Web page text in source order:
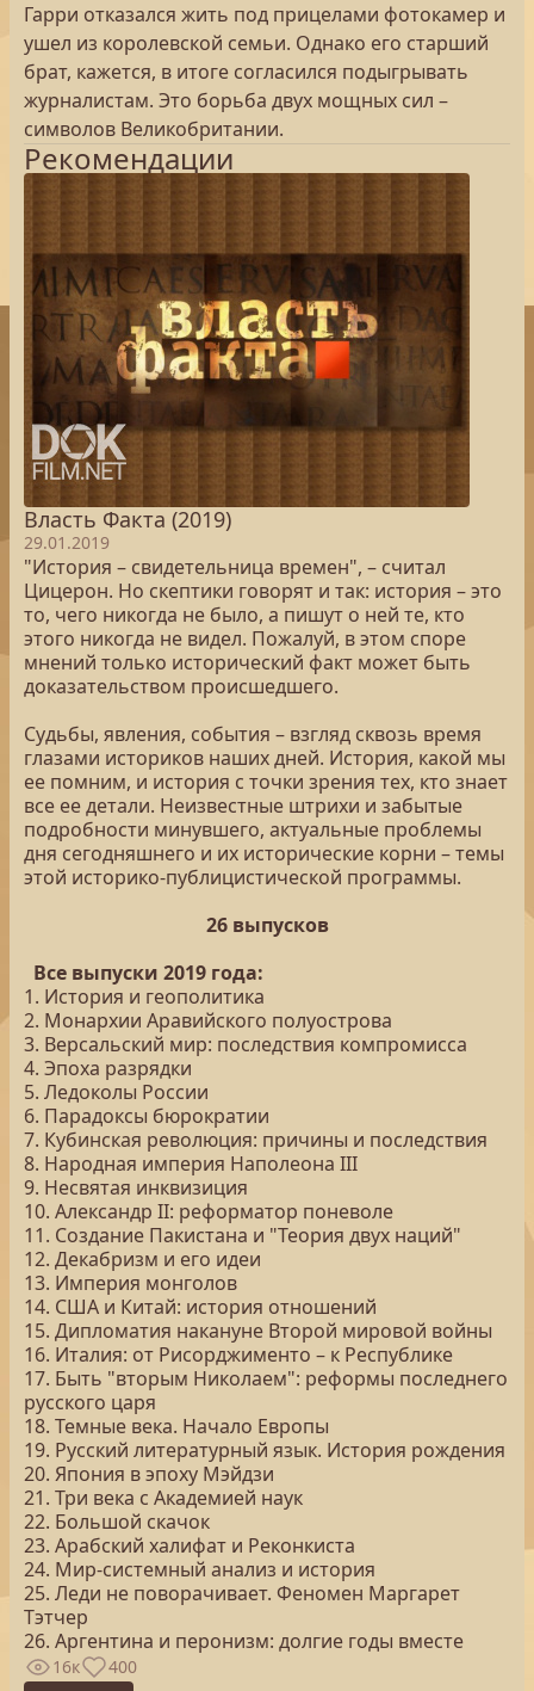
Гарри отказался жить под прицелами фотокамер и
ушел из королевской семьи. Однако его старший
брат, кажется, в итоге согласился подыгрывать
журналистам. Это борьба двух мощных сил –
символов Великобритании.
Рекомендации
Власть Факта (2019)
29.01.2019
"История – свидетельница времен", – считал
Цицерон. Но скептики говорят и так: история – это
то, чего никогда не было, а пишут о ней те, кто
этого никогда не видел. Пожалуй, в этом споре
мнений только исторический факт может быть
доказательством происшедшего.
Судьбы, явления, события – взгляд сквозь время
глазами историков наших дней. История, какой мы
ее помним, и история с точки зрения тех, кто знает
все ее детали. Неизвестные штрихи и забытые
подробности минувшего, актуальные проблемы
дня сегодняшнего и их исторические корни – темы
этой историко-публицистической программы.
26 выпусков
Все выпуски 2019 года:
1. История и геополитика
2. Монархии Аравийского полуострова
3. Версальский мир: последствия компромисса
4. Эпоха разрядки
5. Ледоколы России
6. Парадоксы бюрократии
7. Кубинская революция: причины и последствия
8. Народная империя Наполеона III
9. Несвятая инквизиция
10. Александр II: реформатор поневоле
11. Создание Пакистана и "Теория двух наций"
12. Декабризм и его идеи
13. Империя монголов
14. США и Китай: история отношений
15. Дипломатия накануне Второй мировой войны
16. Италия: от Рисорджименто – к Республике
17. Быть "вторым Николаем": реформы последнего
русского царя
18. Темные века. Начало Европы
19. Русский литературный язык. История рождения
20. Япония в эпоху Мэйдзи
21. Три века с Академией наук
22. Большой скачок
23. Арабский халифат и Реконкиста
24. Мир-системный анализ и история
25. Леди не поворачивает. Феномен Маргарет
Тэтчер
26. Аргентина и перонизм: долгие годы вместе
16к 400